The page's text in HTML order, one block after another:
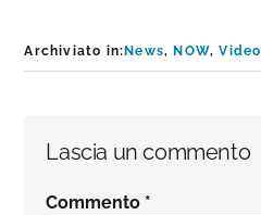
Archiviato in: News, NOW,Video
Interazioni
del
Lascia un commento
Commento *